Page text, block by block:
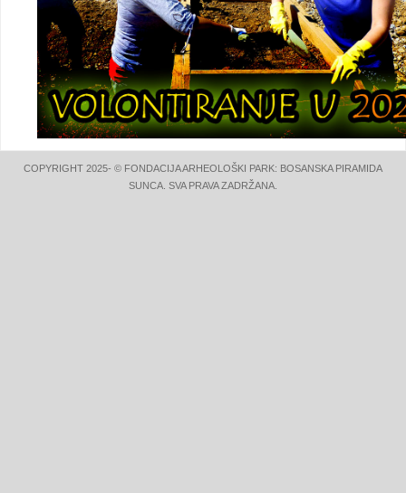
COPYRIGHT 2025- © FONDACIJA ARHEOLOŠKI PARK: BOSANSKA PIRAMIDA
SUNCA. SVA PRAVA ZADRŽANA.